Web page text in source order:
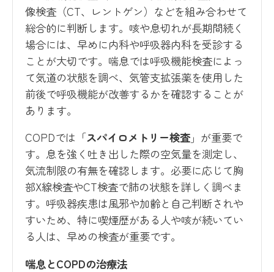
像検査（CT、レントゲン）などを組み合わせて
総合的に判断します。咳や息切れが長期間続く
場合には、早めに内科や呼吸器内科を受診する
ことが大切です。喘息では呼吸機能検査によっ
て気道の状態を調べ、気管支拡張薬を使用した
前後で呼吸機能が改善するかを確認することが
あります。
COPDでは「スパイロメトリー検査」が重要で
す。息を強く吐き出した際の空気量を測定し、
気流制限の有無を確認します。必要に応じて胸
部X線検査やCT検査で肺の状態を詳しく調べま
す。呼吸器疾患は風邪や加齢と自己判断されや
すいため、特に喫煙歴がある人や咳が続いてい
る人は、早めの検査が重要です。
喘息とCOPDの治療法